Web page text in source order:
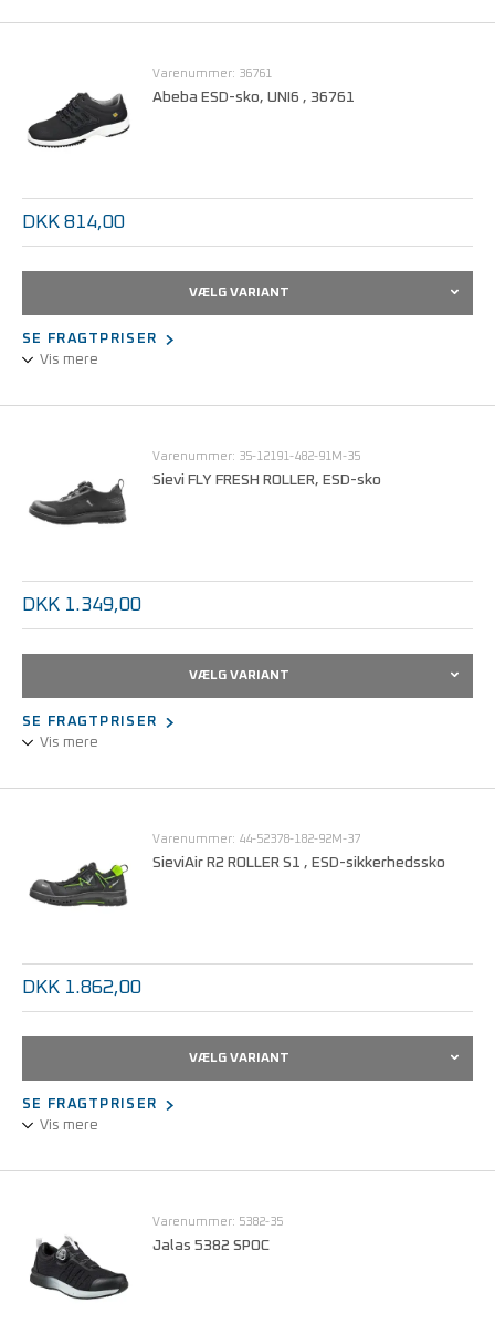
fødder og bærende organer mod belastninger. 3D-dry®-foringen
og Sievi Comfort-indersålen holder fødderne tørre og friske hele
dagen. ESD-godkendt.
Denne sko fås i str. 35 - 48.
Varenummer: 36761
Abeba ESD-sko, UNI6 , 36761
DKK 814,00
VÆLG VARIANT
SE FRAGTPRISER
Vis mere
Denne sko fås i str. 35-48.
Varenummer: 35-12191-482-91M-35
Sievi FLY FRESH ROLLER, ESD-sko
DKK 1.349,00
VÆLG VARIANT
SE FRAGTPRISER
Vis mere
den skabte bevægelsesenergi, og over 55% af energien sendes
tilbage til fodtrinnet.
behageligt i brug. ESD-godkendt.
Varenummer: 44-52378-182-92M-37
SieviAir R2 ROLLER S1 , ESD-sikkerhedssko
DKK 1.862,00
VÆLG VARIANT
SE FRAGTPRISER
Vis mere
Sievi’s FlexEnergy absorberer den skabte bevægelsesenergi, og
giver over 55% returenergi. FlexEnergy er det samme ultra lette
Varenummer: 5382-35
Jalas 5382 SPOC